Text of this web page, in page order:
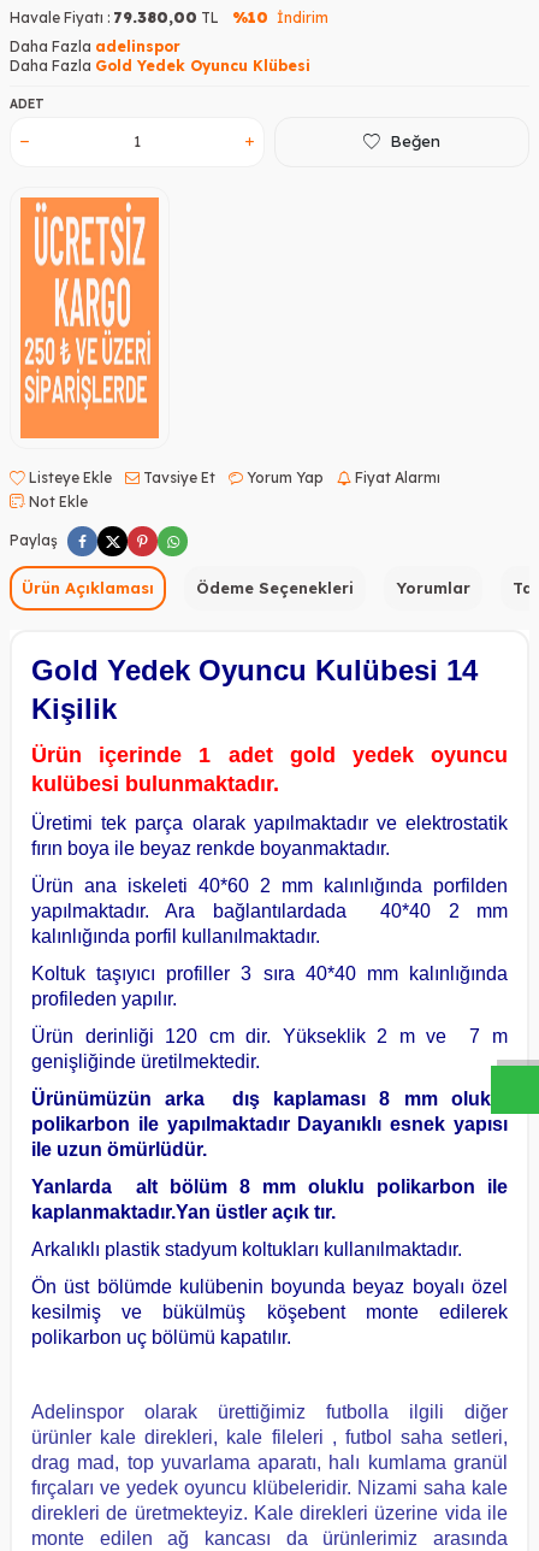
W
h
a
s
a
p
p
D
e
s
t
e
H
a
t
t
Havale Fiyatı : 79.380,00 TL %10 İndirim
Daha Fazla adelinspor
Daha Fazla Gold Yedek Oyuncu Klübesi
ADET
Beğen
Listeye Ekle Tavsiye Et Yorum Yap
Fiyat Alarmı
Not Ekle
Paylaş
Ürün Açıklaması Ödeme Seçenekleri Yorumlar
Gold Yedek Oyuncu Kulübesi 14
Kişilik
Ürün içerinde 1 adet gold yedek oyuncu
kulübesi bulunmaktadır.
Üretimi tek parça olarak yapılmaktadır ve elektrostatik
fırın boya ile beyaz renkde boyanmaktadır.
Ürün ana iskeleti 40*60 2 mm kalınlığında porfilden
yapılmaktadır. Ara bağlantılardada 40*40 2 mm
kalınlığında porfil kullanılmaktadır.
Koltuk taşıyıcı profiller 3 sıra 40*40 mm kalınlığında
profileden yapılır.
Ürün derinliği 120 cm dir. Yükseklik 2 m ve 7 m
genişliğinde üretilmektedir.
Ürünümüzün arka dış kaplaması 8 mm oluklu
polikarbon ile yapılmaktadır Dayanıklı esnek yapısı
ile uzun ömürlüdür.
Yanlarda alt bölüm 8 mm oluklu polikarbon ile
kaplanmaktadır.Yan üstler açık tır.
Arkalıklı plastik stadyum koltukları kullanılmaktadır.
Ön üst bölümde kulübenin boyunda beyaz boyalı özel
kesilmiş ve bükülmüş köşebent monte edilerek
polikarbon uç bölümü kapatılır.
Adelinspor olarak ürettiğimiz futbolla ilgili diğer
ürünler kale direkleri, kale fileleri , futbol saha setleri,
drag mad, top yuvarlama aparatı, halı kumlama granül
fırçaları ve yedek oyuncu klübeleridir. Nizami saha kale
direkleri de üretmekteyiz. Kale direkleri üzerine vida ile
monte edilen ağ kancası da ürünlerimiz arasında